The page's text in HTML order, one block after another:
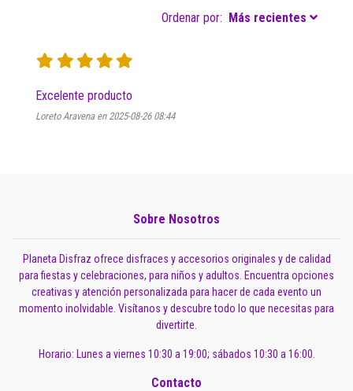
Ordenar por: Más recientes
Excelente producto
Loreto Aravena en 2025-08-26 08:44
Sobre Nosotros
Planeta Disfraz ofrece disfraces y accesorios originales y de calidad
para fiestas y celebraciones, para niños y adultos. Encuentra opciones
creativas y atención personalizada para hacer de cada evento un
momento inolvidable. Visítanos y descubre todo lo que necesitas para
divertirte.
Horario: Lunes a viernes 10:30 a 19:00; sábados 10:30 a 16:00.
Contacto